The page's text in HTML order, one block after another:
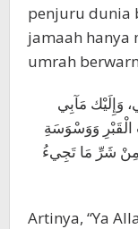
penjuru dunia
jamaah hanya
umrah
الْقَبْرِ وَوَسْوَسَةِ
مِنْ شَرِّ مَا تَجِيءُ
Artinya, “Ya